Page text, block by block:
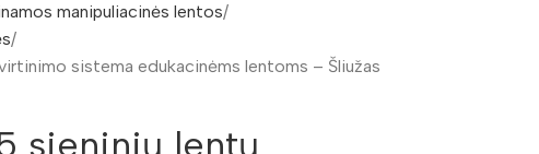
manipuliacinės lentos
sistema edukacinėms lentoms – Šliužas
sieninių lentų